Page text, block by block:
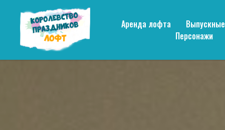
Аренда лофта Выпускные
Персонажи